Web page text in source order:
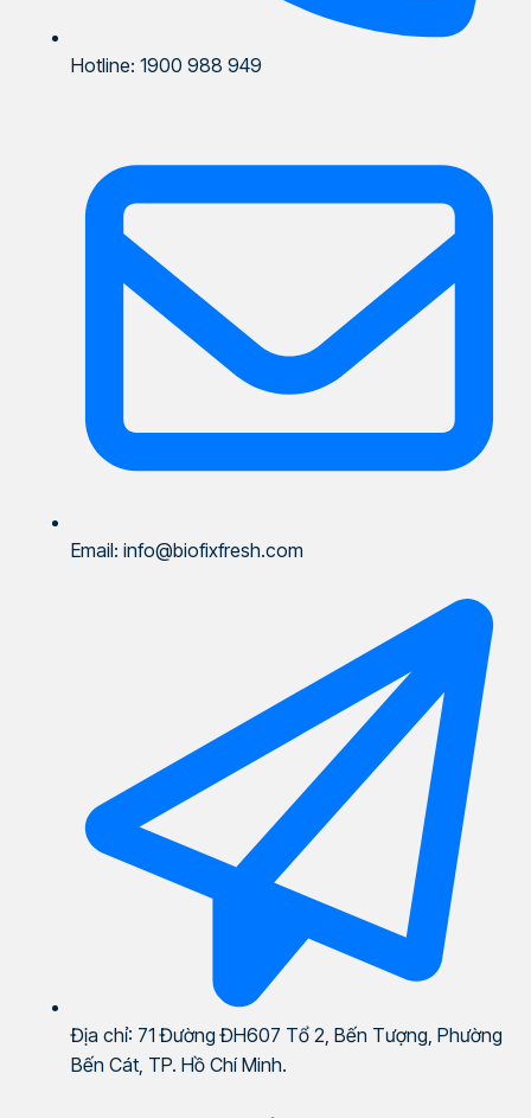
Hotline: 1900 988 949
Email: info@biofixfresh.com
Địa chỉ: 71 Đường ĐH607 Tổ 2, Bến Tượng, Phường
Bến Cát, TP. Hồ Chí Minh.